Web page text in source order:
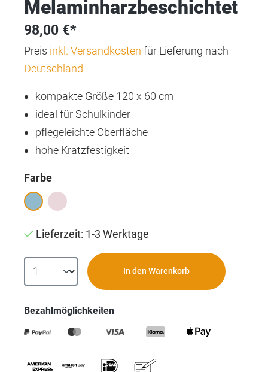
Melaminharzbeschichtet
98,00 €*
Preis inkl. Versandkosten für Lieferung nach
Deutschland
kompakte Größe 120 x 60 cm
ideal für Schulkinder
pflegeleichte Oberfläche
hohe Kratzfestigkeit
Farbeauswählen
Lieferzeit: 1-3 Werktage
In den Warenkorb
Bezahlmöglichkeiten